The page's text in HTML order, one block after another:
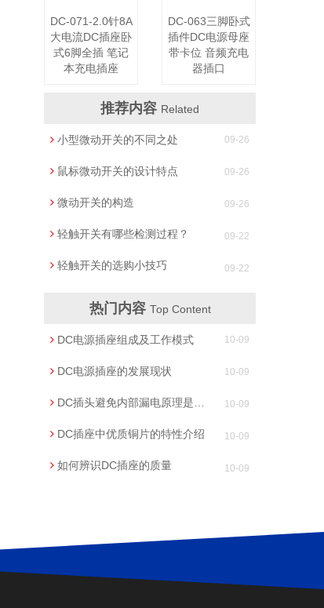
DC-071-2.0针8A
大电流DC插座卧
式6脚全插 笔记
本充电插座
DC-063三脚卧式
插件DC电源母座
带卡位 音频充电
器插口
推荐内容 Related
小型微动开关的不同之处 09-26
鼠标微动开关的设计特点 09-26
微动开关的构造 09-26
轻触开关有哪些检测过程？ 09-22
轻触开关的选购小技巧 09-22
热门内容 Top Content
DC电源插座组成及工作模式 10-09
DC电源插座的发展现状 10-09
DC插头避免内部漏电原理是什么？ 10-09
DC插座中优质铜片的特性介绍 10-09
如何辨识DC插座的质量 10-09